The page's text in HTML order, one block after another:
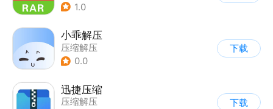
1.0
小乖解压
压缩解压
0.0
下载
迅捷压缩
压缩解压
下载